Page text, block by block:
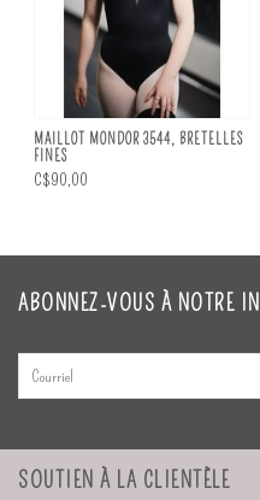
MAILLOT MONDOR 3544, BRETELLES
FINES
C$90,00
ABONNEZ-VOUS À NOTRE
SOUTIEN À LA CLIENTÈLE